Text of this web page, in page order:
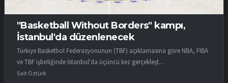
"Basketball Without Borders" kampı,
İstanbul'da düzenlenecek
Türkiye Basketbol Federasyonunun (TBF) açıklamasına göre NBA, FIBA
ve TBF işbirliğinde İstanbul'da üçüncü kez gerçekleşt...
Sait Öztürk